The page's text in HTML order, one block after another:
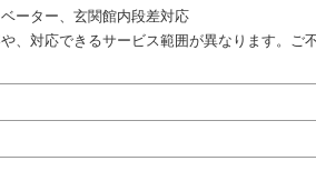
ーター、玄関館内段差対応
、対応できるサービス範囲が異なります。ご